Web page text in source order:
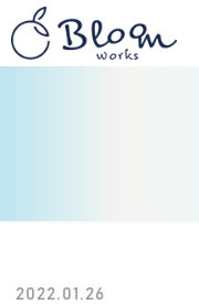
2022.01.26